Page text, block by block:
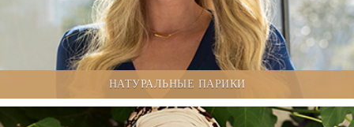
НАТУРАЛЬНЫЕ ПАРИКИ